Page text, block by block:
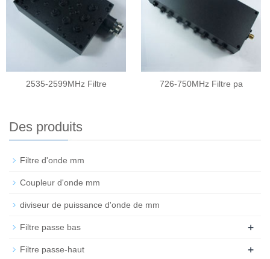
2535-2599MHz Filtre 726-750MHz Filtre pa
Des produits
Filtre d'onde mm
Coupleur d'onde mm
diviseur de puissance d'onde de mm
Filtre passe bas +
Filtre passe-haut +